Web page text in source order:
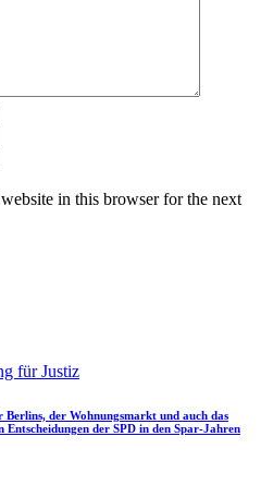
in this browser for the next
für Justiz
der Wohnungsmarkt und auch das
Entscheidungen der SPD in den Spar-Jahren